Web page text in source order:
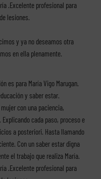
.Excelente profesional para
lesiones.
y ya no deseamos otra
en ella plenamente.
es para María Vigo Marugan.
y saber estar.
con una paciencia,
cada paso, proceso e
a posteriori. Hasta llamando
Con un saber estar digna
el trabajo que realiza María.
.Excelente profesional para